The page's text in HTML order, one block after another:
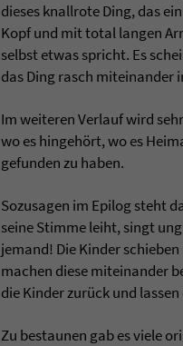
dieses knallrote Ding, das
Kopf und mit total langen
selbst etwas spricht. Es
das Ding rasch miteinander
Im weiteren Verlauf wird
wo es hingehört, wo es
gefunden zu haben.
Sozusagen im Epilog steht
seine Stimme leiht, singt
jemand! Die Kinder
machen diese miteinander
die Kinder zurück und
Zu bestaunen gab es viele